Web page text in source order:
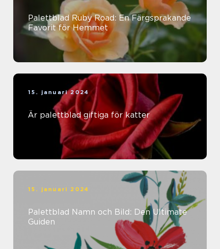
Palettblad Ruby Road: En Färgsprakande
Favorit för Hemmet
15. januari 2024
Är palettblad giftiga för katter
15. januari 2024
Palettblad Namn och Bild: Den Ultimate
Guiden